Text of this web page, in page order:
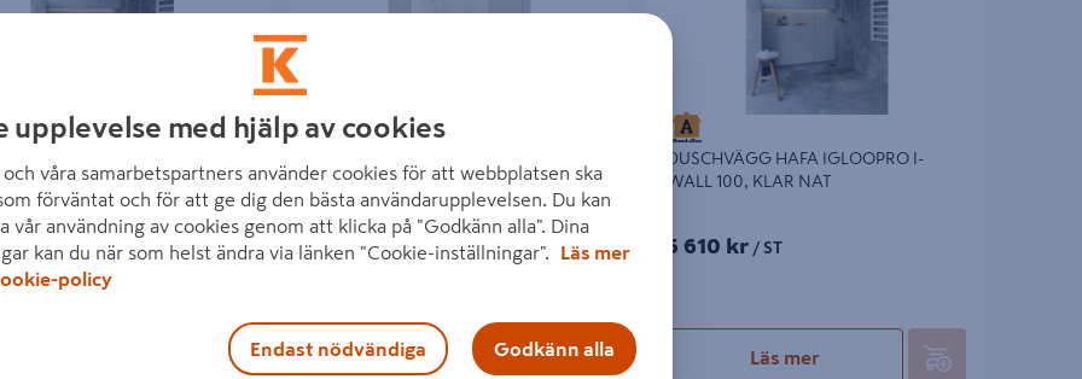
90
kr/ ST
WALL 130, FROST NAT
6 610 kr/ ST
Läs mer
DUSCHVÄGG HAFA IGLOOPRO I-
WALL 100, KLAR NAT
5 610 kr / ST
Läs mer
upplevelse med hjälp av cookies
våra samarbetspartners använder cookies för att webbplatsen ska
förväntat och för att ge dig den bästa användarupplevelsen. Du kan
vår användning av cookies genom att klicka på "Godkänn alla". Dina
kan du när som helst ändra via länken "Cookie-inställningar".
Läs mer
policy
Endast nödvändiga Godkänn alla